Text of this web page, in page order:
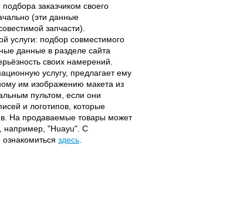
заказчиком своего
(эти данные
запчасти).
услуги: подбор совместимого
данные в разделе сайта
своих намерений.
услугу, предлагает ему
им изображению макета из
пультом, если они
и логотипов, которые
На продаваемые товары может
например, "Huayu". С
здесь